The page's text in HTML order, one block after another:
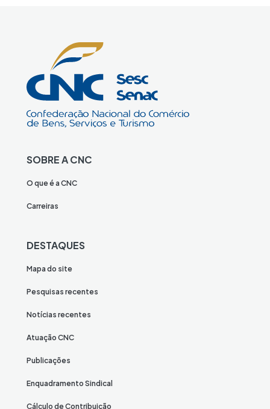
SOBRE A CNC
O que é a CNC
Carreiras
DESTAQUES
Mapa do site
Pesquisas recentes
Notícias recentes
Atuação CNC
Publicações
Enquadramento Sindical
Cálculo de Contribuição